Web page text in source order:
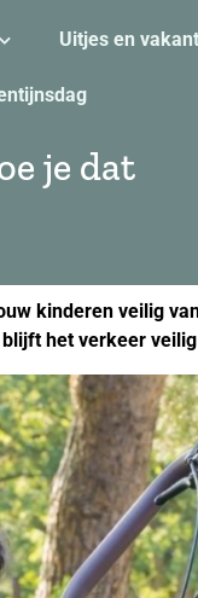
Uitjes en
je dat
kinderen veilig
het verkeer